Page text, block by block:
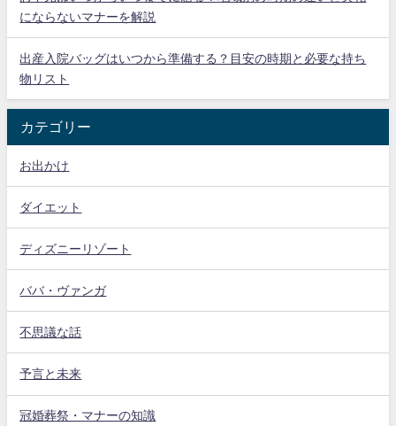
にならないマナーを解説
出産入院バッグはいつから準備する？目安の時期と必要な持ち
物リスト
カテゴリー
お出かけ
ダイエット
ディズニーリゾート
ババ・ヴァンガ
不思議な話
予言と未来
冠婚葬祭・マナーの知識